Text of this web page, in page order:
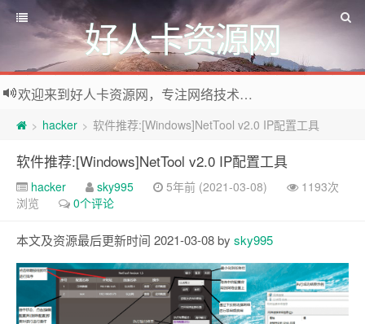
好人卡资源网
欢迎来到好人卡资源网，专注网络技术资源收集，我们不仅是网络资源的搬运工，也生产原创资源。寻找资源请留言或关注公众号:烈日下的男人
> hacker > 软件推荐:[Windows]NetTool v2.0 IP配置工具
软件推荐:[Windows]NetTool v2.0 IP配置工具
hacker sky995 5年前 (2021-03-08)
1193次
浏览
0个评论
本文及资源最后更新时间 2021-03-08 by sky995